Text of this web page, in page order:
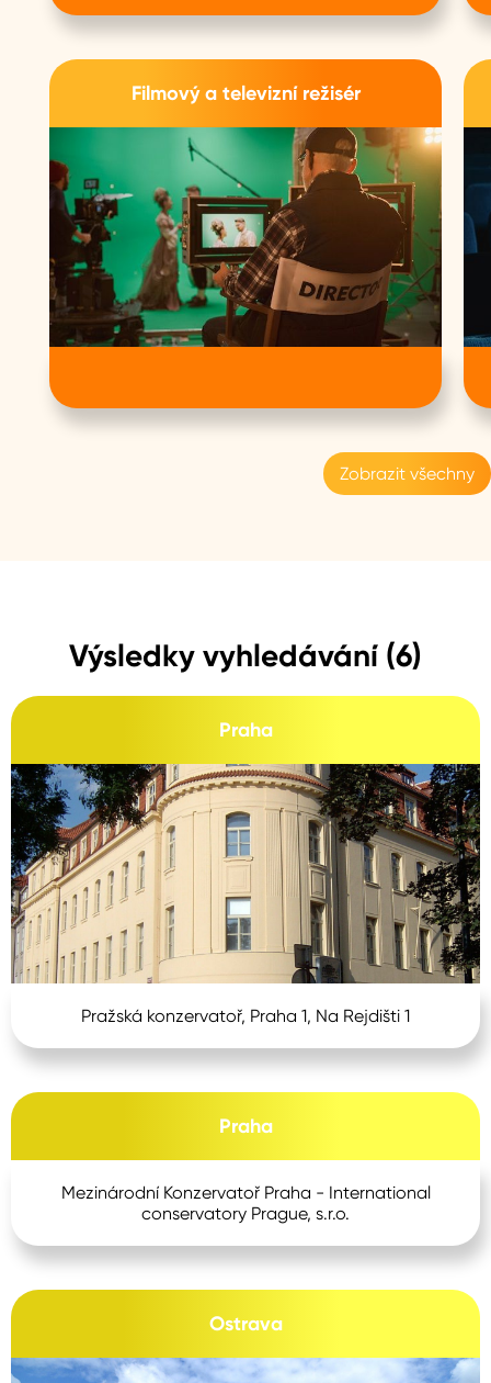
Filmový a televizní režisér
Zobrazit všechny
Výsledky vyhledávání (6)
Praha
Pražská konzervatoř, Praha 1, Na Rejdišti 1
Praha
Mezinárodní Konzervatoř Praha - International
conservatory Prague, s.r.o.
Ostrava